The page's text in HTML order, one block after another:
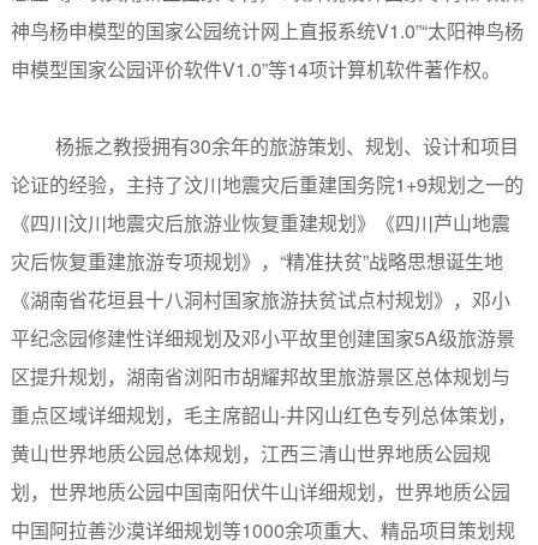
神鸟杨申模型的国家公园统计网上直报系统V1.0”“太阳神鸟杨
申模型国家公园评价软件V1.0”等14项计算机软件著作权。
杨振之教授拥有30余年的旅游策划、规划、设计和项目
论证的经验，主持了汶川地震灾后重建国务院1+9规划之一的
《四川汶川地震灾后旅游业恢复重建规划》《四川芦山地震
灾后恢复重建旅游专项规划》，“精准扶贫”战略思想诞生地
《湖南省花垣县十八洞村国家旅游扶贫试点村规划》，邓小
平纪念园修建性详细规划及邓小平故里创建国家5A级旅游景
区提升规划，湖南省浏阳市胡耀邦故里旅游景区总体规划与
重点区域详细规划，毛主席韶山-井冈山红色专列总体策划，
黄山世界地质公园总体规划，江西三清山世界地质公园规
划，世界地质公园中国南阳伏牛山详细规划，世界地质公园
中国阿拉善沙漠详细规划等1000余项重大、精品项目策划规